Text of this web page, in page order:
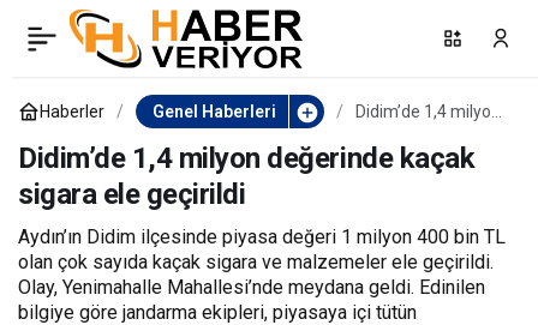
Haberler Genel Haberleri
Didim’de 1,4 milyon
sigara ele geçirildi
Didim’de 1,4 milyon değerinde kaçak
sigara ele geçirildi
Aydın’ın Didim ilçesinde piyasa değeri 1 milyon 400 bin TL
olan çok sayıda kaçak sigara ve malzemeler ele geçirildi.
Olay, Yenimahalle Mahallesi’nde meydana geldi. Edinilen
bilgiye göre jandarma ekipleri, piyasaya içi tütün
Didim’de 13 düzensiz
göçmen, 2 organizatör
yakalandı
Paylaş